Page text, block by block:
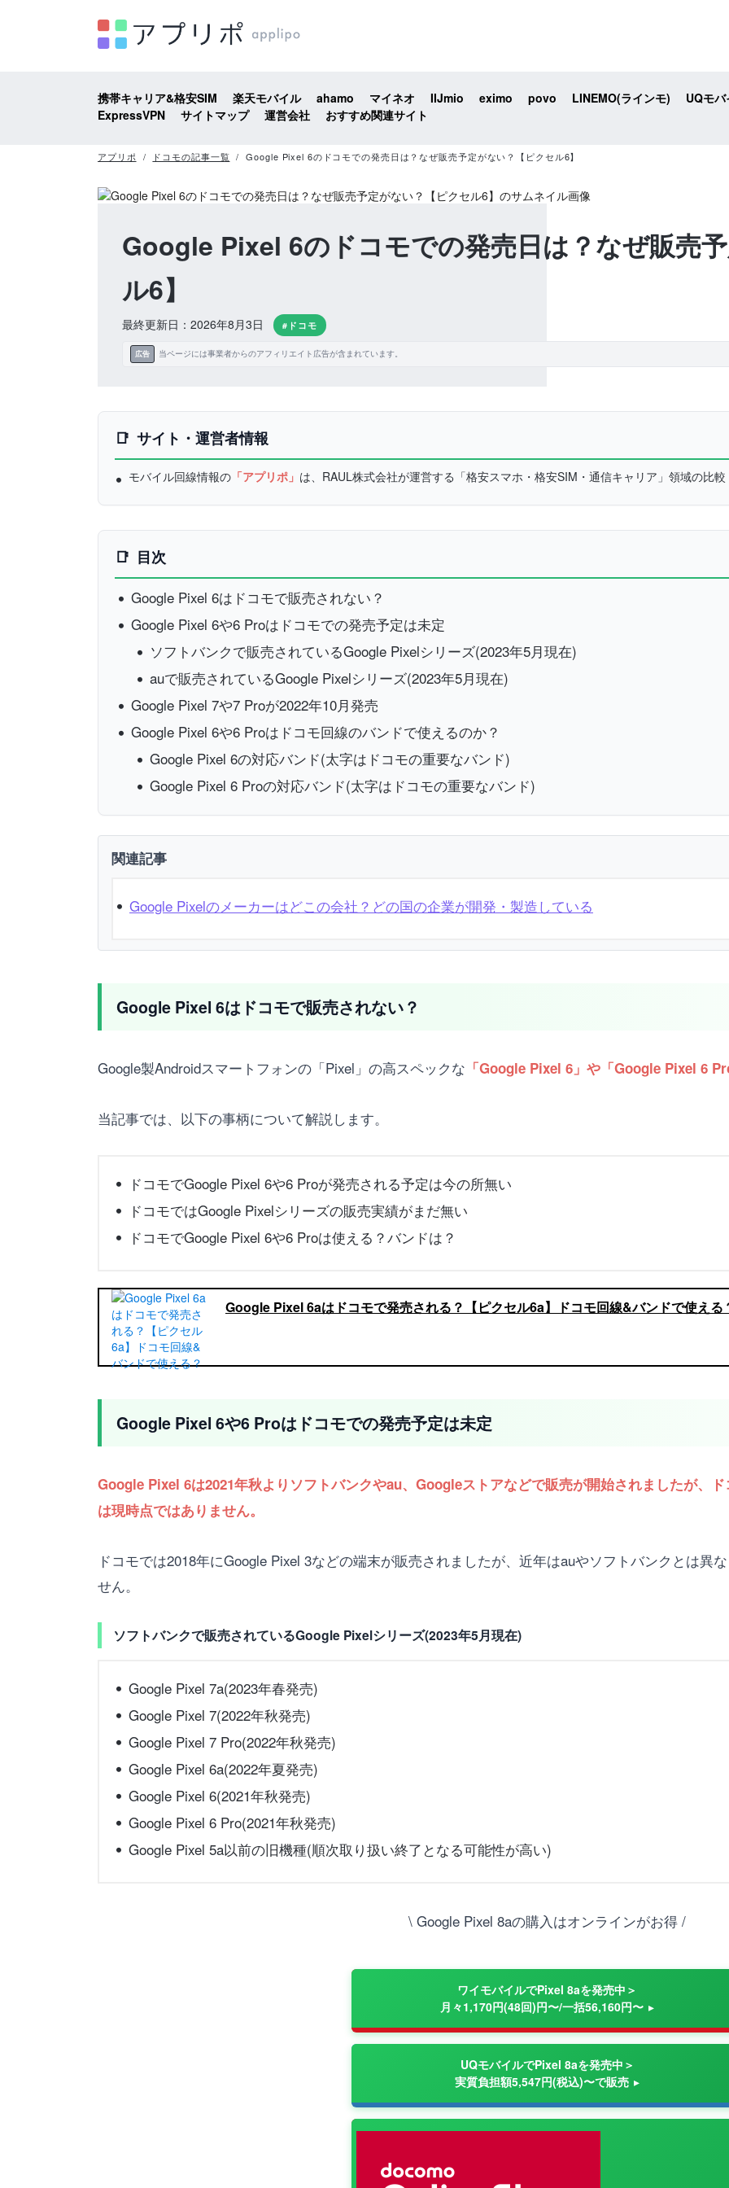
携帯キャリア&格安SIM 楽天モバイル ahamo マイネオ IIJmio eximo povo LINEMO(ラインモ)
UQモ
ExpressVPN
サイトマップ 運営会社 おすすめ関連サイト
アプリポ ドコモの記事一覧 Google Pixel 6のドコモでの発売日は？なぜ販売予定がない？【ピクセル6】
Google Pixel 6のドコモでの発売日は？なぜ販売
ル6】
最終更新日：2026年8月3日 #ドコモ
広告 当ページには事業者からのアフィリエイト広告が含まれています。
サイト・運営者情報
モバイル回線情報の 「アプリポ」 は、RAUL株式会社が運営する「格安スマホ・格安SIM・通信キャリア」領域の比
目次
Google Pixel 6はドコモで販売されない？
Google Pixel 6や6 Proはドコモでの発売予定は未定
ソフトバンクで販売されているGoogle Pixelシリーズ(2023年5月現在)
auで販売されているGoogle Pixelシリーズ(2023年5月現在)
Google Pixel 7や7 Proが2022年10月発売
Google Pixel 6や6 Proはドコモ回線のバンドで使えるのか？
Google Pixel 6の対応バンド(太字はドコモの重要なバンド)
Google Pixel 6 Proの対応バンド(太字はドコモの重要なバンド)
関連記事
Google Pixelのメーカーはどこの会社？どの国の企業が開発・製造している
Google Pixel 6はドコモで販売されない？
Google製Androidスマートフォンの「Pixel」の高スペックな 「Google Pixel 6」や「Google Pixel 6
当記事では、以下の事柄について解説します。
ドコモでGoogle Pixel 6や6 Proが発売される予定は今の所無い
ドコモではGoogle Pixelシリーズの販売実績がまだ無い
ドコモでGoogle Pixel 6や6 Proは使える？バンドは？
Google Pixel 6aはドコモで発売される？【ピクセル6a】ドコモ回線&バンドで使える
Google Pixel 6や6 Proはドコモでの発売予定は未定
Google Pixel 6は2021年秋よりソフトバンクやau、Googleストアなどで販売が開始されましたが、
は現時点ではありません。
ドコモでは2018年にGoogle Pixel 3などの端末が販売されましたが、近年はauやソフトバンクとは異
せん。
ソフトバンクで販売されているGoogle Pixelシリーズ(2023年5月現在)
Google Pixel 7a(2023年春発売)
Google Pixel 7(2022年秋発売)
Google Pixel 7 Pro(2022年秋発売)
Google Pixel 6a(2022年夏発売)
Google Pixel 6(2021年秋発売)
Google Pixel 6 Pro(2021年秋発売)
Google Pixel 5a以前の旧機種(順次取り扱い終了となる可能性が高い)
\ Google Pixel 8aの購入はオンラインがお得 /
ワイモバイルでPixel 8aを発売中＞
月々1,170円(48回)円〜/一括56,160円〜
UQモバイルでPixel 8aを発売中＞
実質負担額5,547円(税込)〜で販売